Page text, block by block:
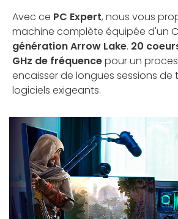
Avec ce PC Expert, nous vous
machine complète équipée d'un
génération Arrow Lake. 20
GHz de fréquencepour un
encaisser de longues sessions de
logiciels exigeants.